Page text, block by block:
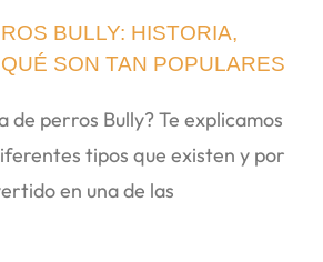
BULLY: HISTORIA,
SON TAN POPULARES
de perros Bully? Te explicamos
tipos que existen y por
en una de las